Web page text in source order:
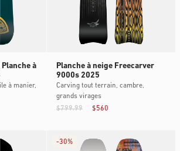
à
à manier,
Planche à neige Freecarver
9000s 2025
Carving tout terrain, cambre,
grands virages
$560
$799.99
-30%